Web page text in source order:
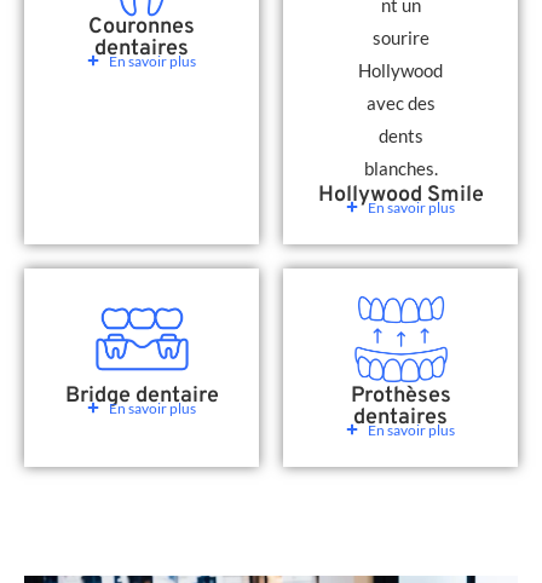
Couronnes
dentaires
En savoir plus
Hollywood Smile
En savoir plus
Bridge dentaire
En savoir plus Prothèses
dentaires
En savoir plus